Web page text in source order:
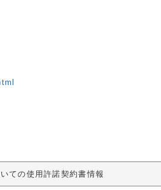
ての使用許諾契約書情報